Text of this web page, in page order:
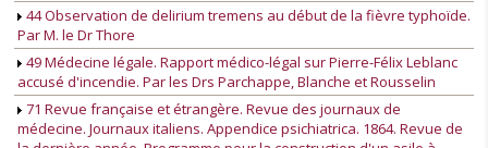
44 Observation de delirium tremens au début de la fièvre typhoïde.
Par M. le Dr Thore
49 Médecine légale. Rapport médico-légal sur Pierre-Félix Leblanc
accusé d'incendie. Par les Drs Parchappe, Blanche et Rousselin
71 Revue française et étrangère. Revue des journaux de
médecine. Journaux italiens. Appendice psichiatrica. 1864. Revue de